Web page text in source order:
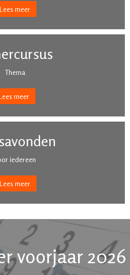
Lees meer
Thema
meer
iedereen
Lees meer
voorjaar 2026